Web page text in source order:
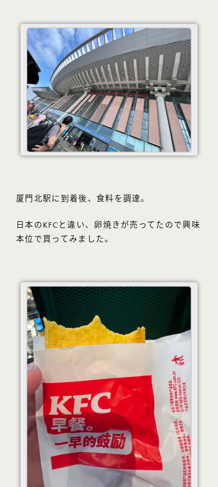
厦門北駅に到着後、食料を調達。
日本のKFCと違い、卵焼きが売ってたので興味
本位で買ってみました。